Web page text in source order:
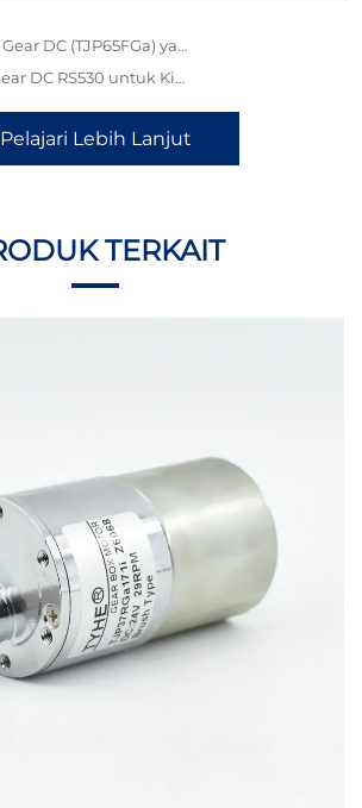
yang Dikustomisasi untuk Mesin Pencuci Piring: Aplikasi & Keunggulan
Gantung: Penggerak Daya Mini, Menghadirkan Angin Sejuk dengan Efisiensi Senyap
Pelajari Lebih Lanjut
TERKAIT